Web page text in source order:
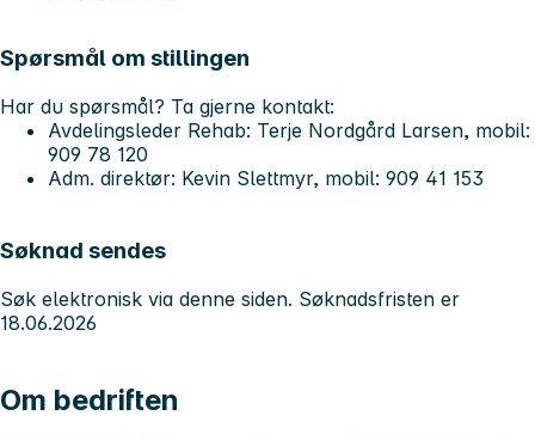
Spørsmål om stillingen
Har du spørsmål? Ta gjerne kontakt:
Avdelingsleder Rehab: Terje Nordgård Larsen, mobil:
909 78 120
Adm. direktør: Kevin Slettmyr, mobil: 909 41 153
Søknad sendes
Søk elektronisk via denne siden. Søknadsfristen er
18.06.2026
Om bedriften